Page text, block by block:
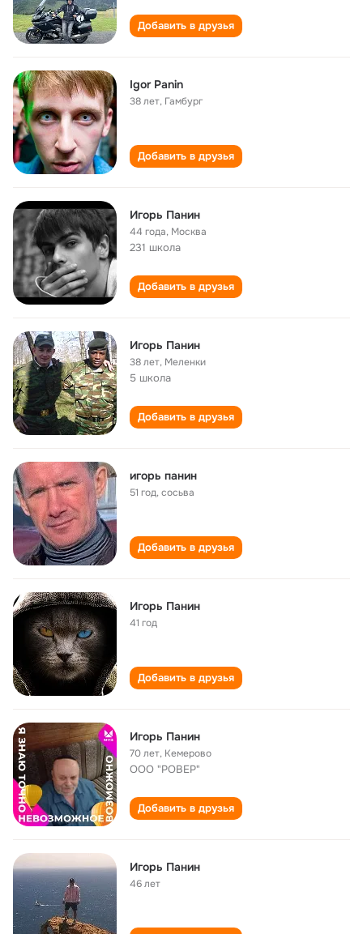
Добавить в друзья
Igor Panin
38 лет, Гамбург
Добавить в друзья
Игорь Панин
44 года, Москва
231 школа
Добавить в друзья
Игорь Панин
38 лет, Меленки
5 школа
Добавить в друзья
игорь панин
51 год,сосьва
Добавить в друзья
Игорь Панин
41 год
Добавить в друзья
Игорь Панин
70 лет, Кемерово
ООО "РОВЕР"
Добавить в друзья
Игорь Панин
46 лет